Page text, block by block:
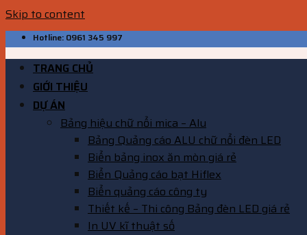
Skip to content
Hotline: 0961 345 997
TRANG CHỦ
GIỚI THIỆU
DỰ ÁN
Bảng hiệu chữ nổi mica – Alu
Bảng Quảng cáo ALU chữ nổi đèn LED
Biển bảng inox ăn mòn giá rẻ
Biển Quảng cáo bạt Hiflex
Biển quảng cáo công ty
Thiết kế – Thi công Bảng đèn LED giá rẻ
In UV kĩ thuật số